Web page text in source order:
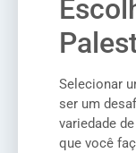
Selecionar
ser um
variedade
que você